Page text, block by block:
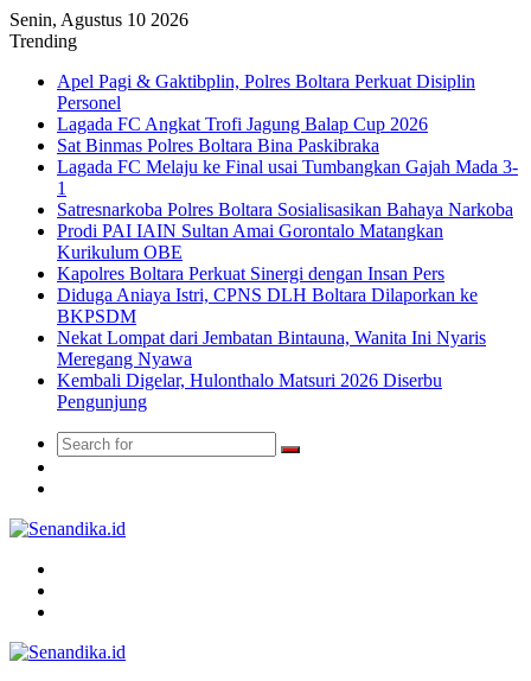
Senin, Agustus 10 2026
Trending
Apel Pagi & Gaktibplin, Polres Boltara Perkuat Disiplin
Personel
Lagada FC Angkat Trofi Jagung Balap Cup 2026
Sat Binmas Polres Boltara Bina Paskibraka
Lagada FC Melaju ke Final usai Tumbangkan Gajah Mada 3-
1
Satresnarkoba Polres Boltara Sosialisasikan Bahaya Narkoba
Prodi PAI IAIN Sultan Amai Gorontalo Matangkan
Kurikulum OBE
Kapolres Boltara Perkuat Sinergi dengan Insan Pers
Diduga Aniaya Istri, CPNS DLH Boltara Dilaporkan ke
BKPSDM
Nekat Lompat dari Jembatan Bintauna, Wanita Ini Nyaris
Meregang Nyawa
Kembali Digelar, Hulonthalo Matsuri 2026 Diserbu
Pengunjung
Search